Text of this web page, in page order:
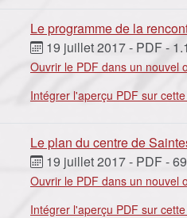
Le programme de la
19 juillet 2017- PDF-
Ouvrir le PDF dans un nouvel
Intégrer l'aperçu PDF sur
Le plan du centre de
19 juillet 2017- PDF-
Ouvrir le PDF dans un nouvel
Intégrer l'aperçu PDF sur